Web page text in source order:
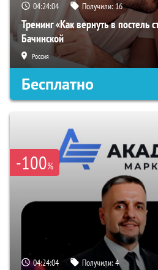
04:24:03 Получили:16
Тренинг «Как вернуть в постель
Бачинской
Россия
Бесплатно
-100%
04:24:03 Получили:4